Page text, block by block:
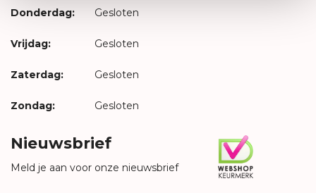
Donderdag: Gesloten
Vrijdag: Gesloten
Zaterdag: Gesloten
Zondag: Gesloten
Nieuwsbrief
Meld je aan voor onze nieuwsbrief